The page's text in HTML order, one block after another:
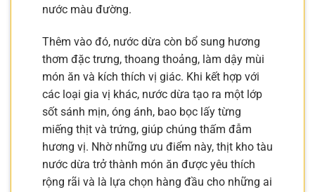
nước màu đường.
Thêm vào đó, nước dừa còn bổ sung hương
thơm đặc trưng, thoang thoảng, làm dậy mùi
món ăn và kích thích vị giác. Khi kết hợp với
các loại gia vị khác, nước dừa tạo ra một lớp
sốt sánh mịn, óng ánh, bao bọc lấy từng
miếng thịt và trứng, giúp chúng thấm đẫm
hương vị. Nhờ những ưu điểm này, thịt kho tàu
nước dừa trở thành món ăn được yêu thích
rộng rãi và là lựa chọn hàng đầu cho những ai